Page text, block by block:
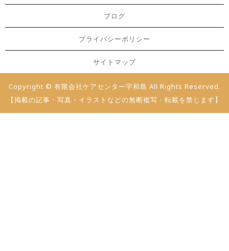
ブログ
プライバシーポリシー
サイトマップ
Copyright © 有限会社ケアセンター宇和島 All Rights Reserved.
【掲載の記事・写真・イラストなどの無断複写・転載を禁じます】